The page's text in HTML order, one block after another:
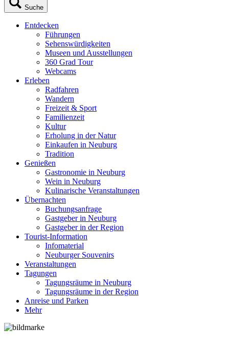
Suche
Entdecken
Führungen
Sehenswürdigkeiten
Museen und Ausstellungen
360 Grad Tour
Webcams
Erleben
Radfahren
Wandern
Freizeit & Sport
Familienzeit
Kultur
Erholung in der Natur
Einkaufen in Neuburg
Tradition
Genießen
Gastronomie in Neuburg
Wein in Neuburg
Kulinarische Veranstaltungen
Übernachten
Buchungsanfrage
Gastgeber in Neuburg
Gastgeber in der Region
Tourist-Information
Infomaterial
Neuburger Souvenirs
Veranstaltungen
Tagungen
Tagungsräume in Neuburg
Tagungsräume in der Region
Anreise und Parken
Mehr